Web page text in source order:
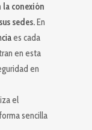
conexión
sedes.En
es cada
en esta
en
el
sencilla